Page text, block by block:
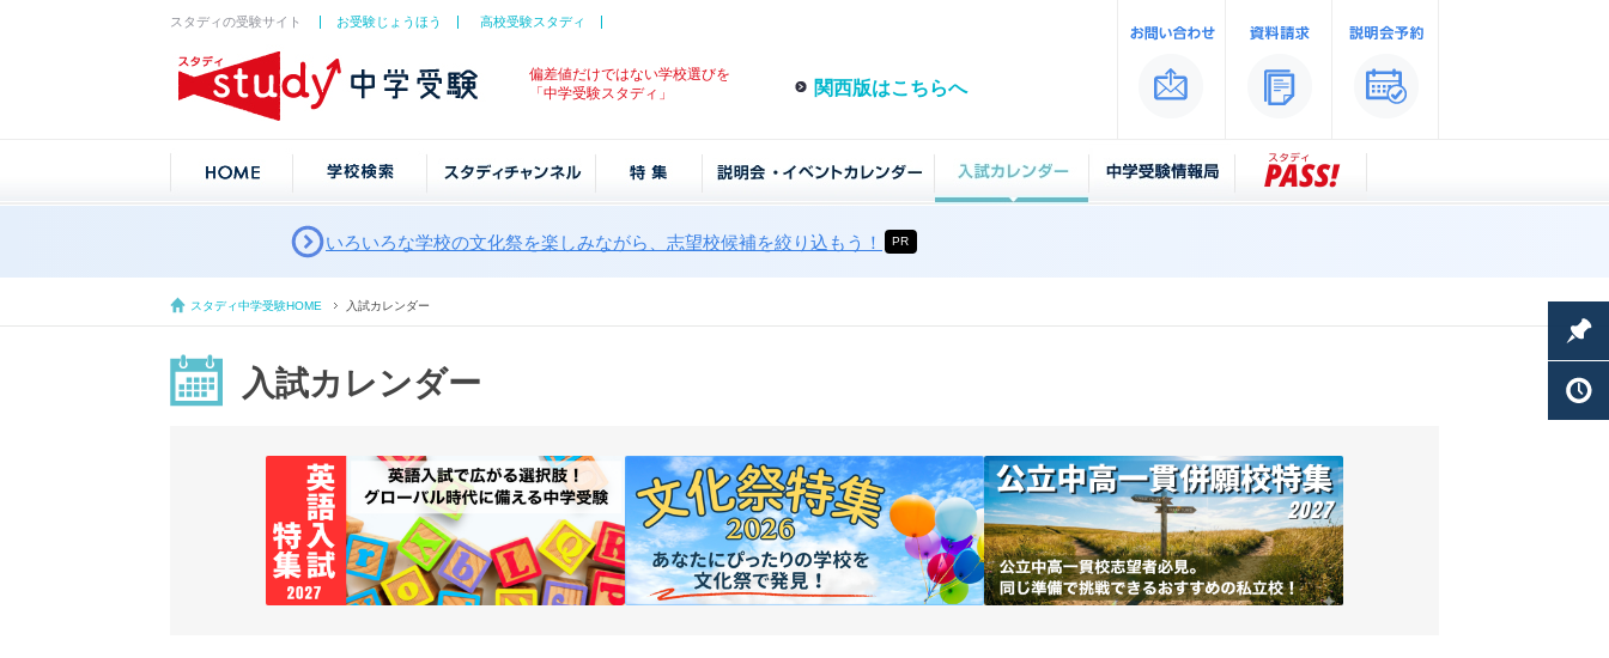
スタディの受験サイト お受験じょうほう 高校受験スタディ
偏差値だけではない学校選びを
「中学受験スタディ」
関西版はこちらへ
いろいろな学校の文化祭を楽しみながら、志望校候補を絞り込もう！ PR
スタディ中学受験HOME 入試カレンダー
入試カレンダー